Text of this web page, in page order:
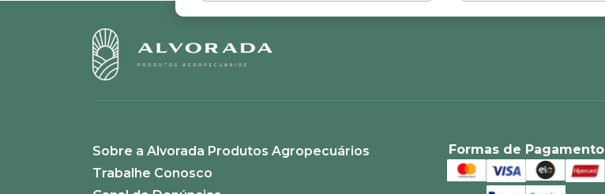
Escreva uma avaliação
ENVIAR AVALIAÇÃO
Sobre a Alvorada Produtos Agropecuários
Trabalhe Conosco
Formas de Pagamento